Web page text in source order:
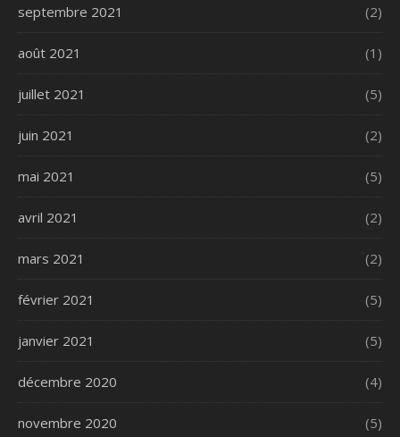
septembre 2021 (2)
août 2021 (1)
juillet 2021 (5)
juin 2021 (2)
mai 2021 (5)
avril 2021 (2)
mars 2021 (2)
février 2021 (5)
janvier 2021 (5)
décembre 2020 (4)
novembre 2020 (5)